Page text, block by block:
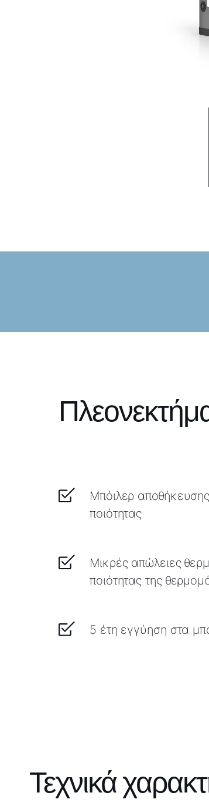
Μπόιλερ
ποιότητας
Μικρές απώλειες
ποιότητας της
5 έτη εγγύηση στα
Τεχνικά